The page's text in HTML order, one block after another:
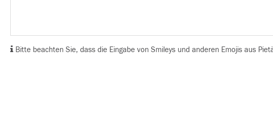
Bitte beachten Sie, dass die Eingabe von Smileys und anderen Emojis aus